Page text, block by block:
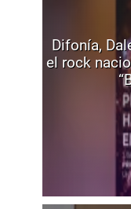
Difonía,
el rock